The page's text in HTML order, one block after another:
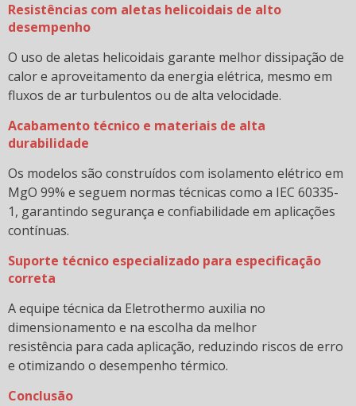
Resistências com aletas helicoidais de alto
desempenho
O uso de aletas helicoidais garante melhor dissipação de
calor e aproveitamento da energia elétrica, mesmo em
fluxos de ar turbulentos ou de alta velocidade.
Acabamento técnico e materiais de alta
durabilidade
Os modelos são construídos com isolamento elétrico em
MgO 99% e seguem normas técnicas como a IEC 60335-
1, garantindo segurança e confiabilidade em aplicações
contínuas.
Suporte técnico especializado para especificação
correta
A equipe técnica da Eletrothermo auxilia no
dimensionamento e na escolha da melhor
resistência para cada aplicação, reduzindo riscos de erro
e otimizando o desempenho térmico.
Conclusão
Eficiência energética em processos térmicos:
Eficiência energética: o que é e qual a sua
importância?
Eletrothermo - Aquecimento Industrial
Eletrothermo na ARGENPLAS 2022
Eletrothermo na Colômbia Plast 2022
Eletrothermo na FEIMEC 2022
Energia elétrica: você sabe como as resistências
da sua indústria?
Entenda o funcionamento e uso da resistência
infravermelho de quartzo
Entenda o que é a Indústria do Hidrogênio Verde